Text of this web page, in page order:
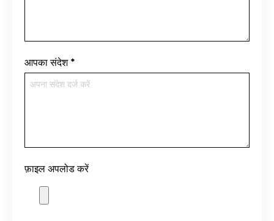
आपका संदेश *
फ़ाइल अपलोड करें